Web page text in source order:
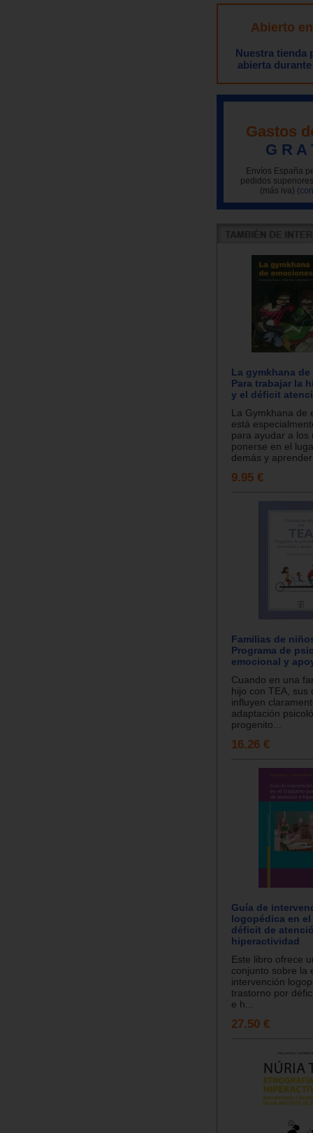
Abierto
Nuestra tienda
abierta
Gastos
G R A
Envíos España
pedidos
(más iva)
La gymkhana
Para trabajar la
y el déficit
La Gymkhana de
está
para ayudar a los
ponerse en el
demás y
9.95 €
Familias de
Programa de
emocional y
Cuando en una
hijo con TEA, sus
influyen
adaptación
progenito...
16.26 €
Guía de
logopédica en
déficit de
hiperactividad
Este libro ofrece
conjunto sobre la
intervención
trastorno por
e h...
27.50 €